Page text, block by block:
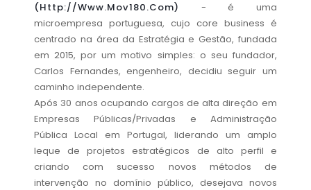
(http://www.mov180.com)
- é uma
microempresa portuguesa, cujo core business é
centrado na área da Estratégia e Gestão, fundada
em 2015, por um motivo simples: o seu fundador,
Carlos Fernandes, engenheiro, decidiu seguir um
caminho independente.
Após 30 anos ocupando cargos de alta direção em
Empresas Públicas/Privadas e Administração
Pública Local em Portugal, liderando um amplo
leque de projetos estratégicos de alto perfil e
criando com sucesso novos métodos de
intervenção no domínio público, desejava novos